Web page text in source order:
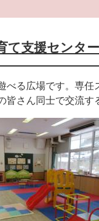
て支援センター
べる広場です。専
皆さん同士で交流す